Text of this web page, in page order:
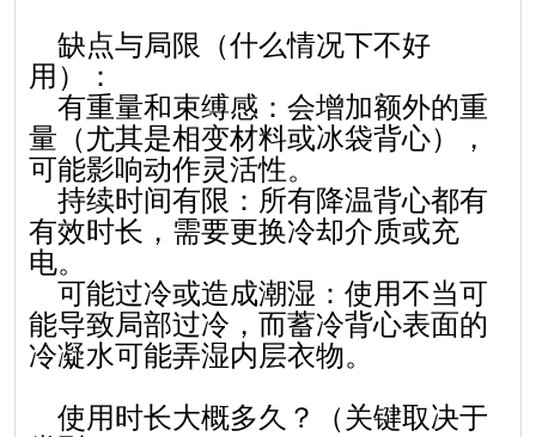
缺点与局限（什么情况下不好
用）：
有重量和束缚感：会增加额外的重
量（尤其是相变材料或冰袋背心），
可能影响动作灵活性。
持续时间有限：所有降温背心都有
有效时长，需要更换冷却介质或充
电。
可能过冷或造成潮湿：使用不当可
能导致局部过冷，而蓄冷背心表面的
冷凝水可能弄湿内层衣物。
使用时长大概多久？（关键取决于